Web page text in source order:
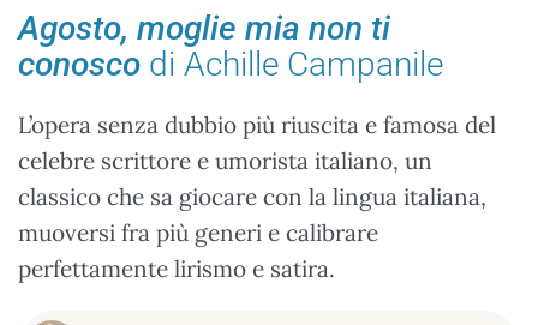
Agosto, moglie mia non ti
conosco di Achille Campanile
L’opera senza dubbio più riuscita e famosa del
celebre scrittore e umorista italiano, un
classico che sa giocare con la lingua italiana,
muoversi fra più generi e calibrare
perfettamente lirismo e satira.